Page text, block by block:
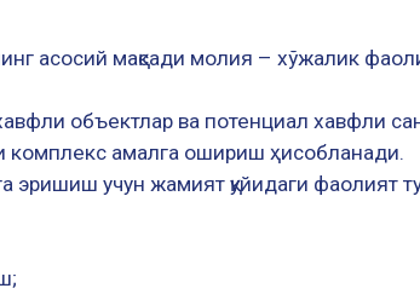
асосий мақсади молия – хўжалик
объектлар ва потенциал хавфли
комплекс амалга ошириш ҳисобланади.
эришиш учун жамият қуйидаги фаолият